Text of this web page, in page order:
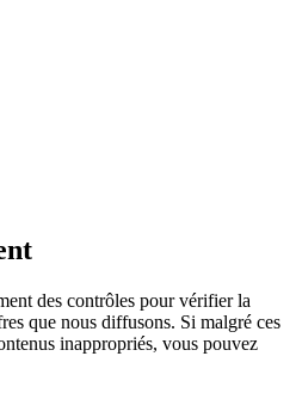
des contrôles pour vérifier la
que nous diffusons. Si malgré ces
inappropriés, vous pouvez